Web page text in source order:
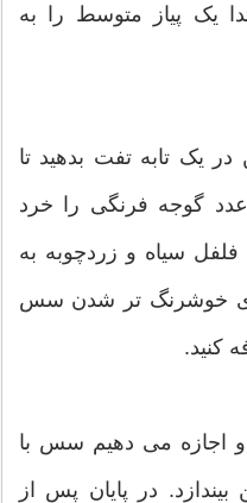
یک پیاز متوسط را به
یک تابه تفت بدهید تا
پیازها طلایی شوند، سپس 2 عدد گوجه فرنگی را خرد
سیاه و زردچوبه به
برای خوشرنگ تر شدن سس
کنید.
و اجازه می دهیم سس با
در پایان پس از